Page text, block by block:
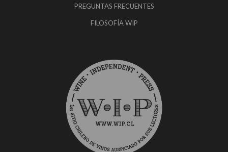
PREGUNTAS FRECUENTES
FILOSOFÍA WIP